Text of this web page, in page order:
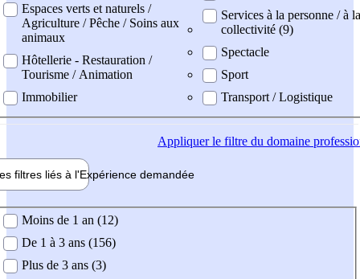
Espaces verts et naturels /
Agriculture / Pêche / Soins aux
animaux
Hôtellerie - Restauration /
Tourisme / Animation
Immobilier
Services à la personne / à la
collectivité (9)
Spectacle
Sport
Transport / Logistique
Appliquerle filtre du domaine
filtres liés à l'Expérience demandée
demandée
Moins de 1 an (12)
De 1 à 3 ans (156)
Plus de 3 ans (3)